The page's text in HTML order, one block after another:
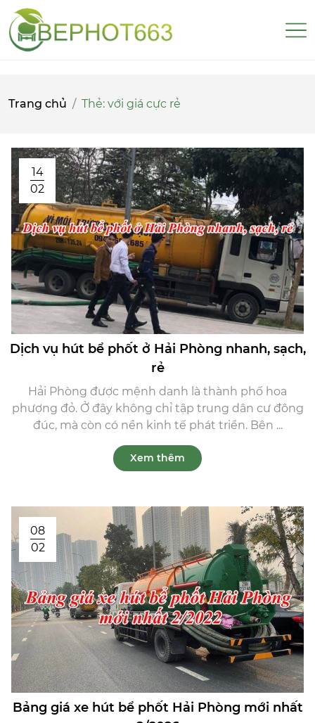
Trang chủ Thẻ: với giá cực rẻ
14
02
Dịch vụ hút bể phốt ở Hải Phòng nhanh, sạch,
rẻ
Hải Phòng được mệnh danh là thành phố hoa
phượng đỏ. Ở đây không chỉ tập trung dân cư đông
đúc, mà còn có nền kinh tế phát triển. Bên ...
Xem thêm
08
02
Bảng giá xe hút bể phốt Hải Phòng mới nhất